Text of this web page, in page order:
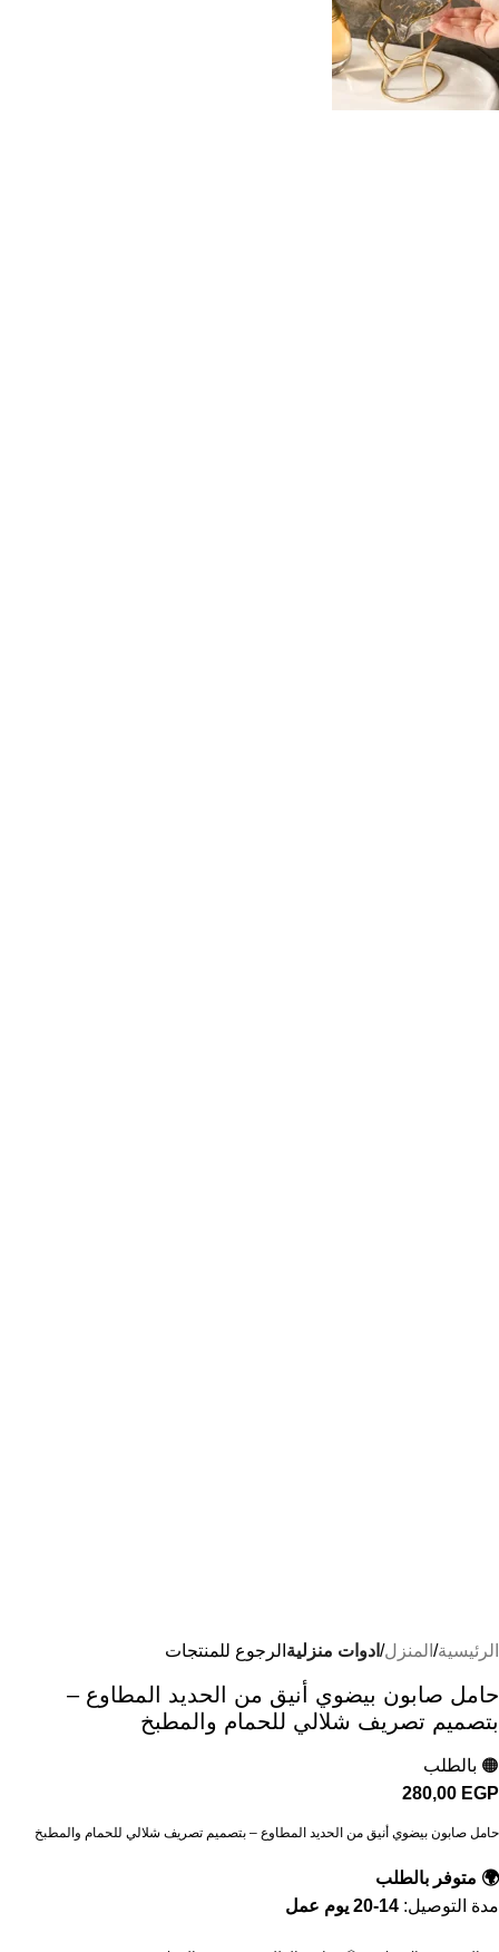
الرئيسية المنزل ادوات منزلية الرجوع للمنتجات
حامل صابون بيضوي أنيق من الحديد المطاوع –
بتصميم تصريف شلالي للحمام والمطبخ
🟠 بالطلب
280,00 EGP
حامل صابون بيضوي أنيق من الحديد المطاوع – بتصميم تصريف شلالي للحمام والمطبخ
🌍 متوفر بالطلب
مدة التوصيل: 14-20 يوم عمل